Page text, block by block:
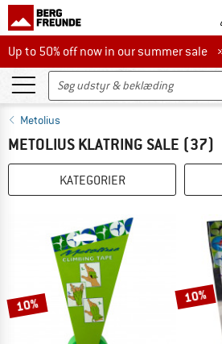
Up to 50% off now in our summer sale
Up to 50% off now in our summer sale
Metolius
METOLIUS KLATRING SALE (37)
KATEGORIER
10% 10%